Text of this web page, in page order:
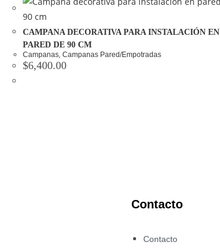
CAMPANA DECORATIVA PARA INSTALACIÓN EN
PARED DE 90 CM
Campanas,Campanas Pared/Empotradas
$6,400.00
Contacto
Contacto